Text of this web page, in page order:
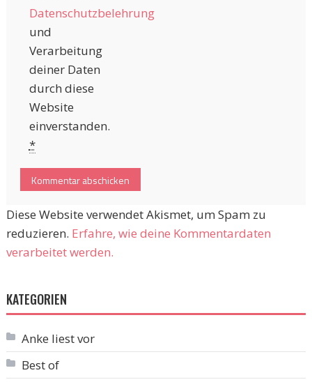
Datenschutzbelehrung
und
Verarbeitung
deiner Daten
durch diese
Website
einverstanden.
*
Diese Website verwendet Akismet, um Spam zu
reduzieren. Erfahre, wie deine Kommentardaten
verarbeitet werden.
KATEGORIEN
Anke liest vor
Best of